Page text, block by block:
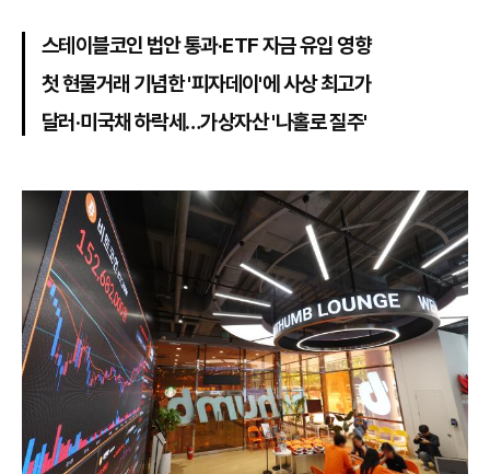
스테이블코인 법안 통과·ETF 자금 유입 영향
첫 현물거래 기념한 '피자데이'에 사상 최고가
달러·미국채 하락세…가상자산 '나홀로 질주'